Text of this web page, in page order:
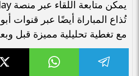
تُذاع المباراة أيضًا عبر قنوات
مع تغطية تحليلية مميزة قبل